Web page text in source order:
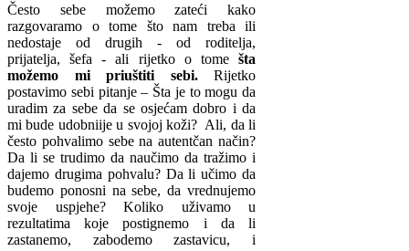
Često sebe možemo zateći kako
razgovaramo o tome što nam treba ili
nedostaje od drugih - od roditelja,
prijatelja, šefa - ali rijetko o tomešta
možemo mi priuštiti sebi.Rijetko
postavimo sebi pitanje – Šta je to mogu da
uradim za sebe da se osjećam dobro i da
mi bude udobniije u svojoj koži? Ali, da li
često pohvalimo sebe na autentčan način?
Da li se trudimo da naučimo da tražimo i
dajemo drugima pohvalu? Da li učimo da
budemo ponosni na sebe, da vrednujemo
svoje uspjehe? Koliko uživamo u
rezultatima koje postignemo i da li
zastanemo, zabodemo zastavicu, i